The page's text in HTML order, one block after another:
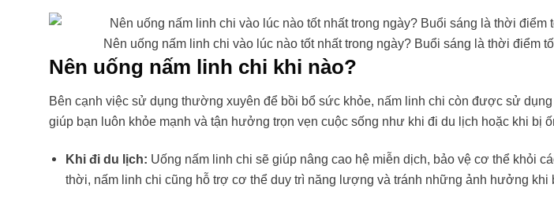
Nên uống nấm linh chi vào lúc nào tốt nhất trong ngày? Buổi sáng là thời điểm
Nên uống nấm linh chi khi nào?
Bên cạnh việc sử dụng thường xuyên để bồi bổ sức khỏe, nấm linh chi còn được sử
giúp bạn luôn khỏe mạnh và tận hưởng trọn vẹn cuộc sống như khi đi du lịch hoặc khi bị
Khi đi du lịch: Uống nấm linh chi sẽ giúp nâng cao hệ miễn dịch, bảo vệ cơ thể khỏi
thời, nấm linh chi cũng hỗ trợ cơ thể duy trì năng lượng và tránh những ảnh hưởng khi